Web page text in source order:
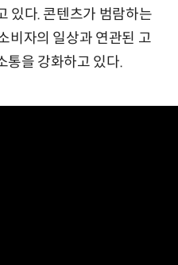
있다. 콘텐츠가 범람하는
비자의 일상과 연관된 고
통을 강화하고 있다.